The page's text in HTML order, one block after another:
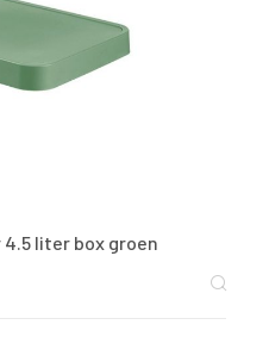
liter box groen